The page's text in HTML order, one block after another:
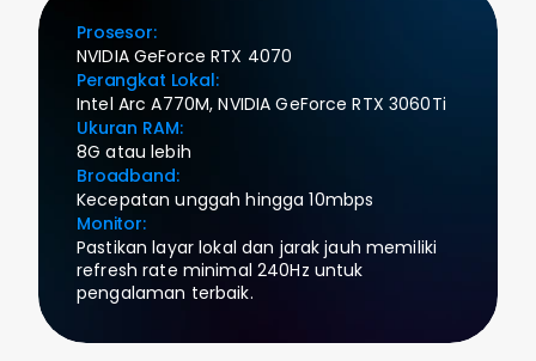
Prosesor:
NVIDIA GeForce RTX 4070
Perangkat Lokal:
Intel Arc A770M, NVIDIA GeForce RTX 3060Ti
Ukuran RAM:
8G atau lebih
Broadband:
Kecepatan unggah hingga 10mbps
Monitor:
Pastikan layar lokal dan jarak jauh memiliki
refresh rate minimal 240Hz untuk
pengalaman terbaik.